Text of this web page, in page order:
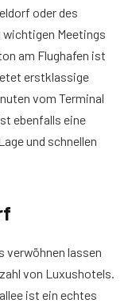
oder des
wichtigen Meetings
am Flughafen ist
erstklassige
vom Terminal
ebenfalls eine
und schnellen
verwöhnen lassen
von Luxushotels.
ist ein echtes